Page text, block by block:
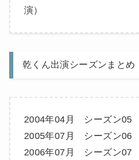
演）
乾くん出演シーズンまとめ
2004年04月 シーズン05
2005年07月 シーズン06
2006年07月 シーズン07